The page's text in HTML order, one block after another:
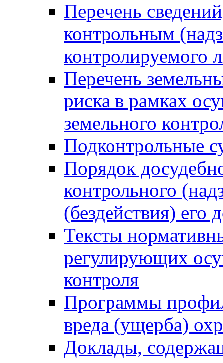
Перечень
контрольным
контролируемого
Перечень
риска в рамках
земельного
Подконтрольные
Порядок
контрольного
(бездействия)
Тексты
регулирующих
контроля
Программы
вреда (ущерба)
Доклады,